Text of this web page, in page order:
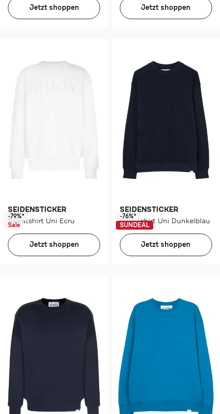
Jetzt shoppen Jetzt shoppen
SEIDENSTICKER
Sweatshirt Uni Ecru
-79%*
Sale
Jetzt shoppen
SEIDENSTICKER
Sweatshirt Uni Dunkelblau
-76%*
SUNDEAL
Jetzt shoppen